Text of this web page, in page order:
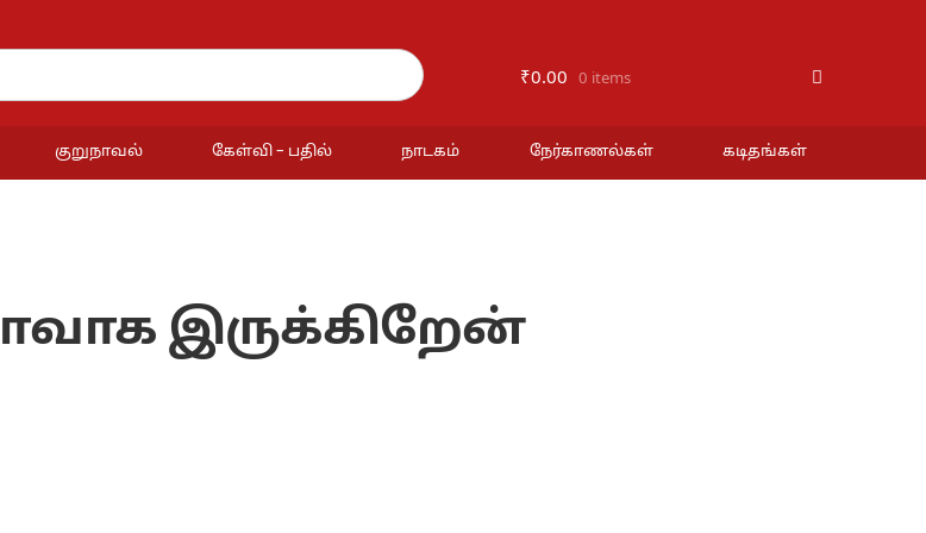
₹0.00 0 items
குறுநாவல் கேள்வி – பதில் நாடகம் நேர்காணல்கள் கடிதங்கள்
இருக்கிறேன்